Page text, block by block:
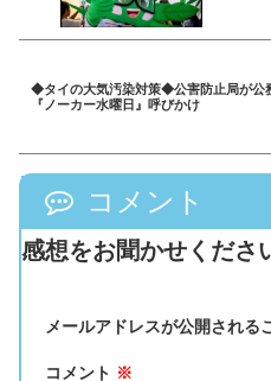
◆タイの大気汚染対策◆公害防止局が公
『ノーカー水曜日』呼びかけ
コメント
感想をお聞かせくださ
メールアドレスが公開される
コメント ※